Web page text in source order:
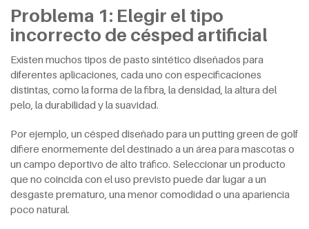
Problema 1: Elegir el tipo
incorrecto de césped artificial
Existen muchos tipos de pasto sintético diseñados para
diferentes aplicaciones, cada uno con especificaciones
distintas, como la forma de la fibra, la densidad, la altura del
pelo, la durabilidad y la suavidad.
Por ejemplo, un césped diseñado para un putting green de golf
difiere enormemente del destinado a un área para mascotas o
un campo deportivo de alto tráfico. Seleccionar un producto
que no coincida con el uso previsto puede dar lugar a un
desgaste prematuro, una menor comodidad o una apariencia
poco natural.